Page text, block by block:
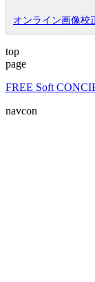
オンライン画像校
top
page
FREE Soft
navcon